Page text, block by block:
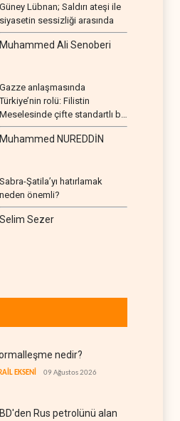
Güney Lübnan; Saldırı ateşi ile
siyasetin sessizliği arasında
Muhammed Ali Senoberi
Gazze anlaşmasında
Türkiye’nin rolü: Filistin
Meselesinde çifte standartlı bir
seyir
Muhammed NUREDDİN
Sabra-Şatila’yı hatırlamak
neden önemli?
Selim Sezer
nedir?
EKSENİ 09 Ağustos 2026
Rus petrolünü alan